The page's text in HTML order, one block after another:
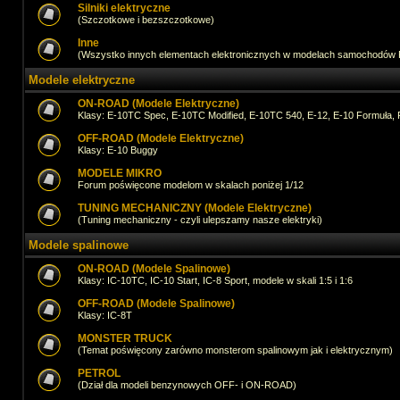
Silniki elektryczne
(Szczotkowe i bezszczotkowe)
Inne
(Wszystko innych elementach elektronicznych w modelach samochodów
Modele elektryczne
ON-ROAD (Modele Elektryczne)
Klasy: E-10TC Spec, E-10TC Modified, E-10TC 540, E-12, E-10 Formuła,
OFF-ROAD (Modele Elektryczne)
Klasy: E-10 Buggy
MODELE MIKRO
Forum poświęcone modelom w skalach poniżej 1/12
TUNING MECHANICZNY (Modele Elektryczne)
(Tuning mechaniczny - czyli ulepszamy nasze elektryki)
Modele spalinowe
ON-ROAD (Modele Spalinowe)
Klasy: IC-10TC, IC-10 Start, IC-8 Sport, modele w skali 1:5 i 1:6
OFF-ROAD (Modele Spalinowe)
Klasy: IC-8T
MONSTER TRUCK
(Temat poświęcony zarówno monsterom spalinowym jak i elektrycznym)
PETROL
(Dział dla modeli benzynowych OFF- i ON-ROAD)